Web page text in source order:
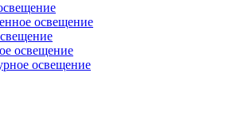
освещение
освещение
освещение